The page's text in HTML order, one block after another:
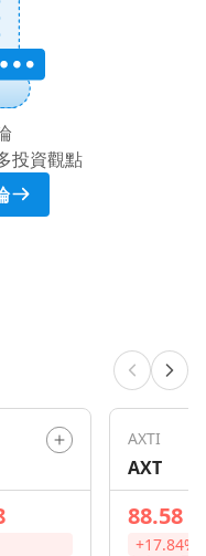
投資觀點
AXTI
AXT
88.58
+17.84%